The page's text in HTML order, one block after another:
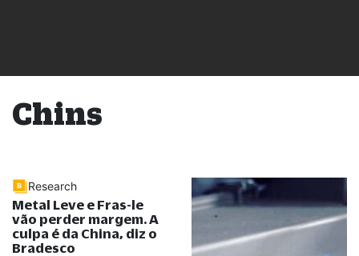
Chins
Research
Metal Leve e Fras-le
vão perder margem. A
culpa é da China, diz o
Bradesco